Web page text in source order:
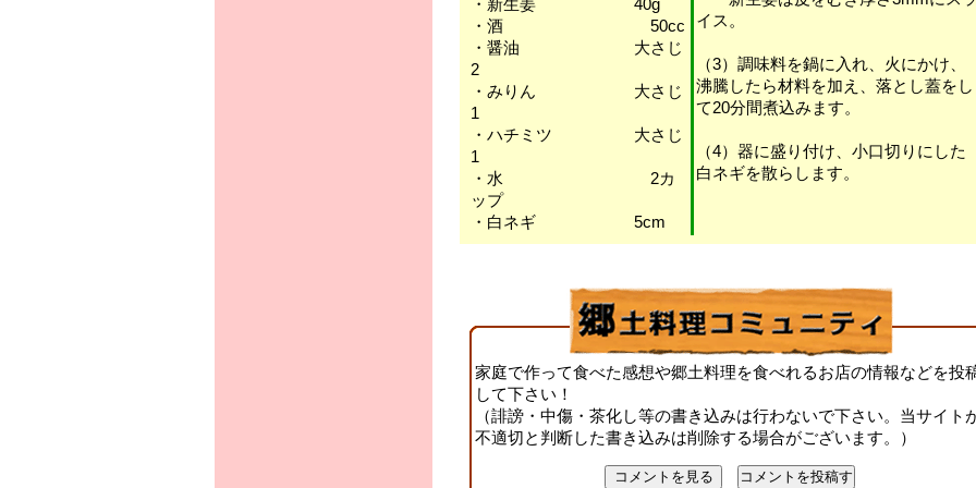
・新生姜 40g
・酒 50cc
・醤油 大さじ
2
・みりん 大さじ
1
・ハチミツ 大さじ
1
・水 2カ
ップ
・白ネギ 5cm
イス。
（3）調味料を鍋に入れ、火にかけ、
沸騰したら材料を加え、落とし蓋をし
て20分間煮込みます。
（4）器に盛り付け、小口切りにした
白ネギを散らします。
家庭で作って食べた感想や郷土料理を食べれるお店の情報などを投
して下さい！
（誹謗・中傷・茶化し等の書き込みは行わないで下さい。当サイト
不適切と判断した書き込みは削除する場合がございます。）